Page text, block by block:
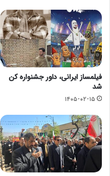
فیلمساز ایرانی، داور جشنواره کن
شد
۱۴۰۵-۰۲-۱۵